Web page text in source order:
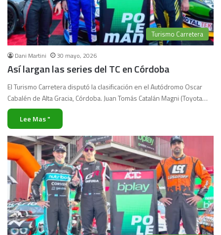
Turismo Carretera
Dani Martini 30 mayo, 2026
Así largan las series del TC en Córdoba
El Turismo Carretera disputó la clasificación en el Autódromo Oscar
Cabalén de Alta Gracia, Córdoba. Juan Tomás Catalán Magni (Toyota…
Lee Mas "